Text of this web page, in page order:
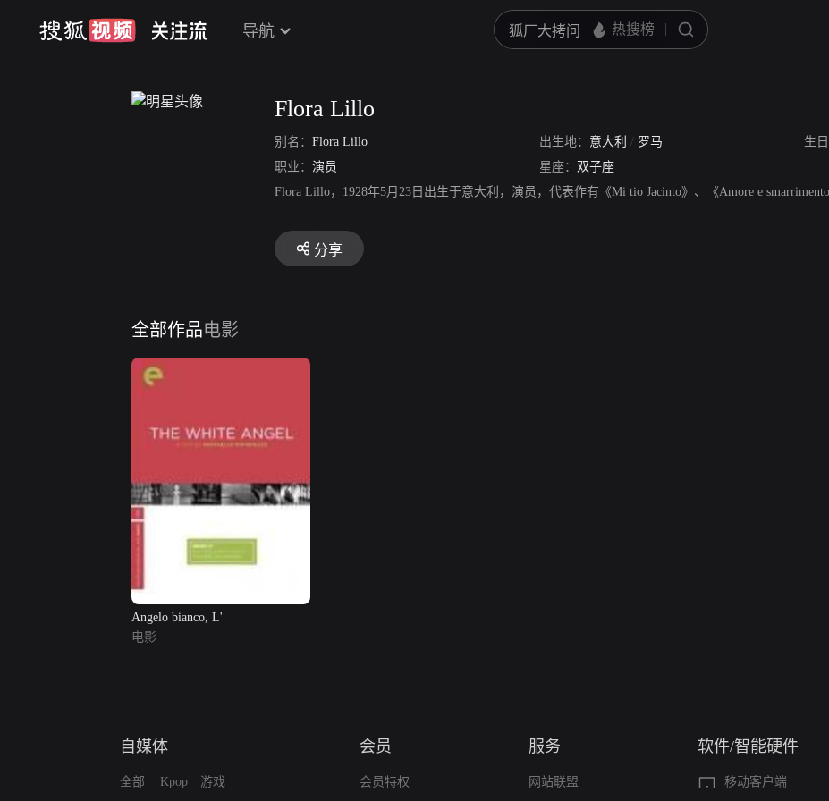
导航
Flora Lillo
别名： Flora Lillo 出生地： 意大利 / 罗马 生日
职业： 演员 星座： 双子座
Flora Lillo，1928年5月23日出生于意大利，演员，代表作有《Mi tio Jacinto》、《Amore e
分享
全部作品电影
Angelo bianco, L'
电影
自媒体
全部 Kpop 游戏
会员
会员特权
服务
网站联盟
软件/智能硬件
移动客户端